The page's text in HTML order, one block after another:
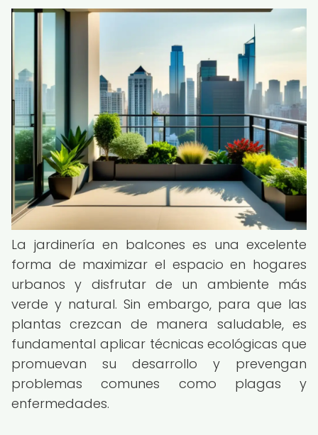
La jardinería en balcones es una excelente
forma de maximizar el espacio en hogares
urbanos y disfrutar de un ambiente más
verde y natural. Sin embargo, para que las
plantas crezcan de manera saludable, es
fundamental aplicar técnicas ecológicas que
promuevan su desarrollo y prevengan
problemas comunes como plagas y
enfermedades.